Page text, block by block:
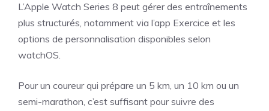
L’Apple Watch Series 8 peut gérer des entraînements
plus structurés, notamment via l’app Exercice et les
options de personnalisation disponibles selon
watchOS.
Pour un coureur qui prépare un 5 km, un 10 km ou un
semi-marathon, c’est suffisant pour suivre des